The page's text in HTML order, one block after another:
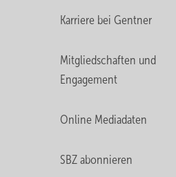
Karriere bei Gentner
Mitgliedschaften und
Engagement
Online Mediadaten
SBZ abonnieren